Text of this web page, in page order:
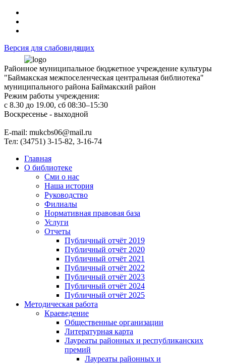
Версия для слабовидящих
Районное муниципальное бюджетное учреждение культуры
"Баймакская межпоселенческая центральная библиотека"
муниципального района Баймакский район
Режим работы учреждения:
с 8.30 до 19.00, сб 08:30–15:30
Воскресенье - выходной
Е-mail: mukcbs06@mail.ru
Тел: (34751) 3-15-82, 3-16-74
Главная
О библиотеке
Сми о нас
Наша история
Руководство
Филиалы
Нормативная правовая база
Услуги
Отчеты
Публичный отчёт 2019
Публичный отчёт 2020
Публичный отчёт 2021
Публичный отчёт 2022
Публичный отчёт 2023
Публичный отчёт 2024
Публичный отчёт 2025
Методическая работа
Краеведение
Общественные организации
Литературная карта
Лауреаты районных и республиканских
премий
Лауреаты районных и